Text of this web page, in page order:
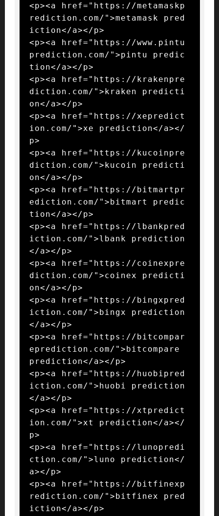
<p><a href="https://metamaskp
rediction.com/">metamask pred
iction</a></p>
<p><a href="https://www.pintu
prediction.com/">pintu predic
tion</a></p>
<p><a href="https://krakenpre
diction.com/">kraken predicti
on</a></p>
<p><a href="https://xepredict
ion.com/">xe prediction</a></
p>
<p><a href="https://kucoinpre
diction.com/">kucoin predicti
on</a></p>
<p><a href="https://bitmartpr
ediction.com/">bitmart predic
tion</a></p>
<p><a href="https://lbankpred
iction.com/">lbank prediction
</a></p>
<p><a href="https://coinexpre
diction.com/">coinex predicti
on</a></p>
<p><a href="https://bingxpred
iction.com/">bingx prediction
</a></p>
<p><a href="https://bitcompar
eprediction.com/">bitcompare
prediction</a></p>
<p><a href="https://huobipred
iction.com/">huobi prediction
</a></p>
<p><a href="https://xtpredict
ion.com/">xt prediction</a></
p>
<p><a href="https://lunopredi
ction.com/">luno prediction</
a></p>
<p><a href="https://bitfinexp
rediction.com/">bitfinex pred
iction</a></p>